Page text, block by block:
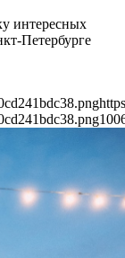
интересных
Петербурге